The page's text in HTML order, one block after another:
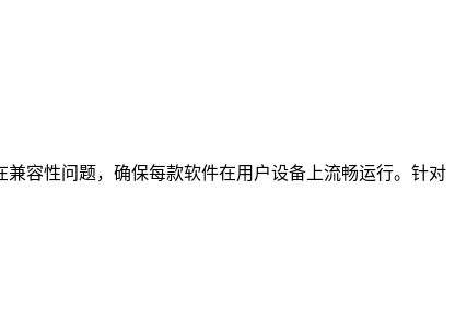
容性问题，确保每款软件在用户设备上流畅运行。针对